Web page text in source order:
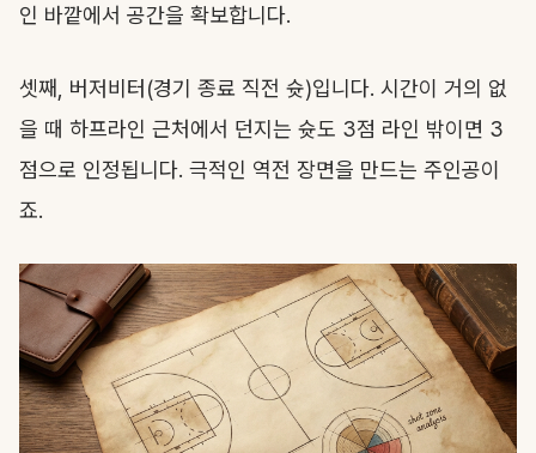
인 바깥에서 공간을 확보합니다.
셋째, 버저비터(경기 종료 직전 슛)입니다. 시간이 거의 없
을 때 하프라인 근처에서 던지는 슛도 3점 라인 밖이면 3
점으로 인정됩니다. 극적인 역전 장면을 만드는 주인공이
죠.